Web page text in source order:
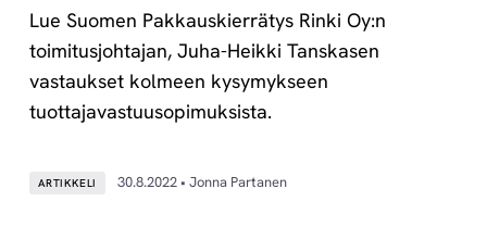
Lue Suomen Pakkauskierrätys Rinki Oy:n
toimitusjohtajan, Juha-Heikki Tanskasen
vastaukset kolmeen kysymykseen
tuottajavastuusopimuksista.
ARTIKKELI 30.8.2022 • Jonna Partanen